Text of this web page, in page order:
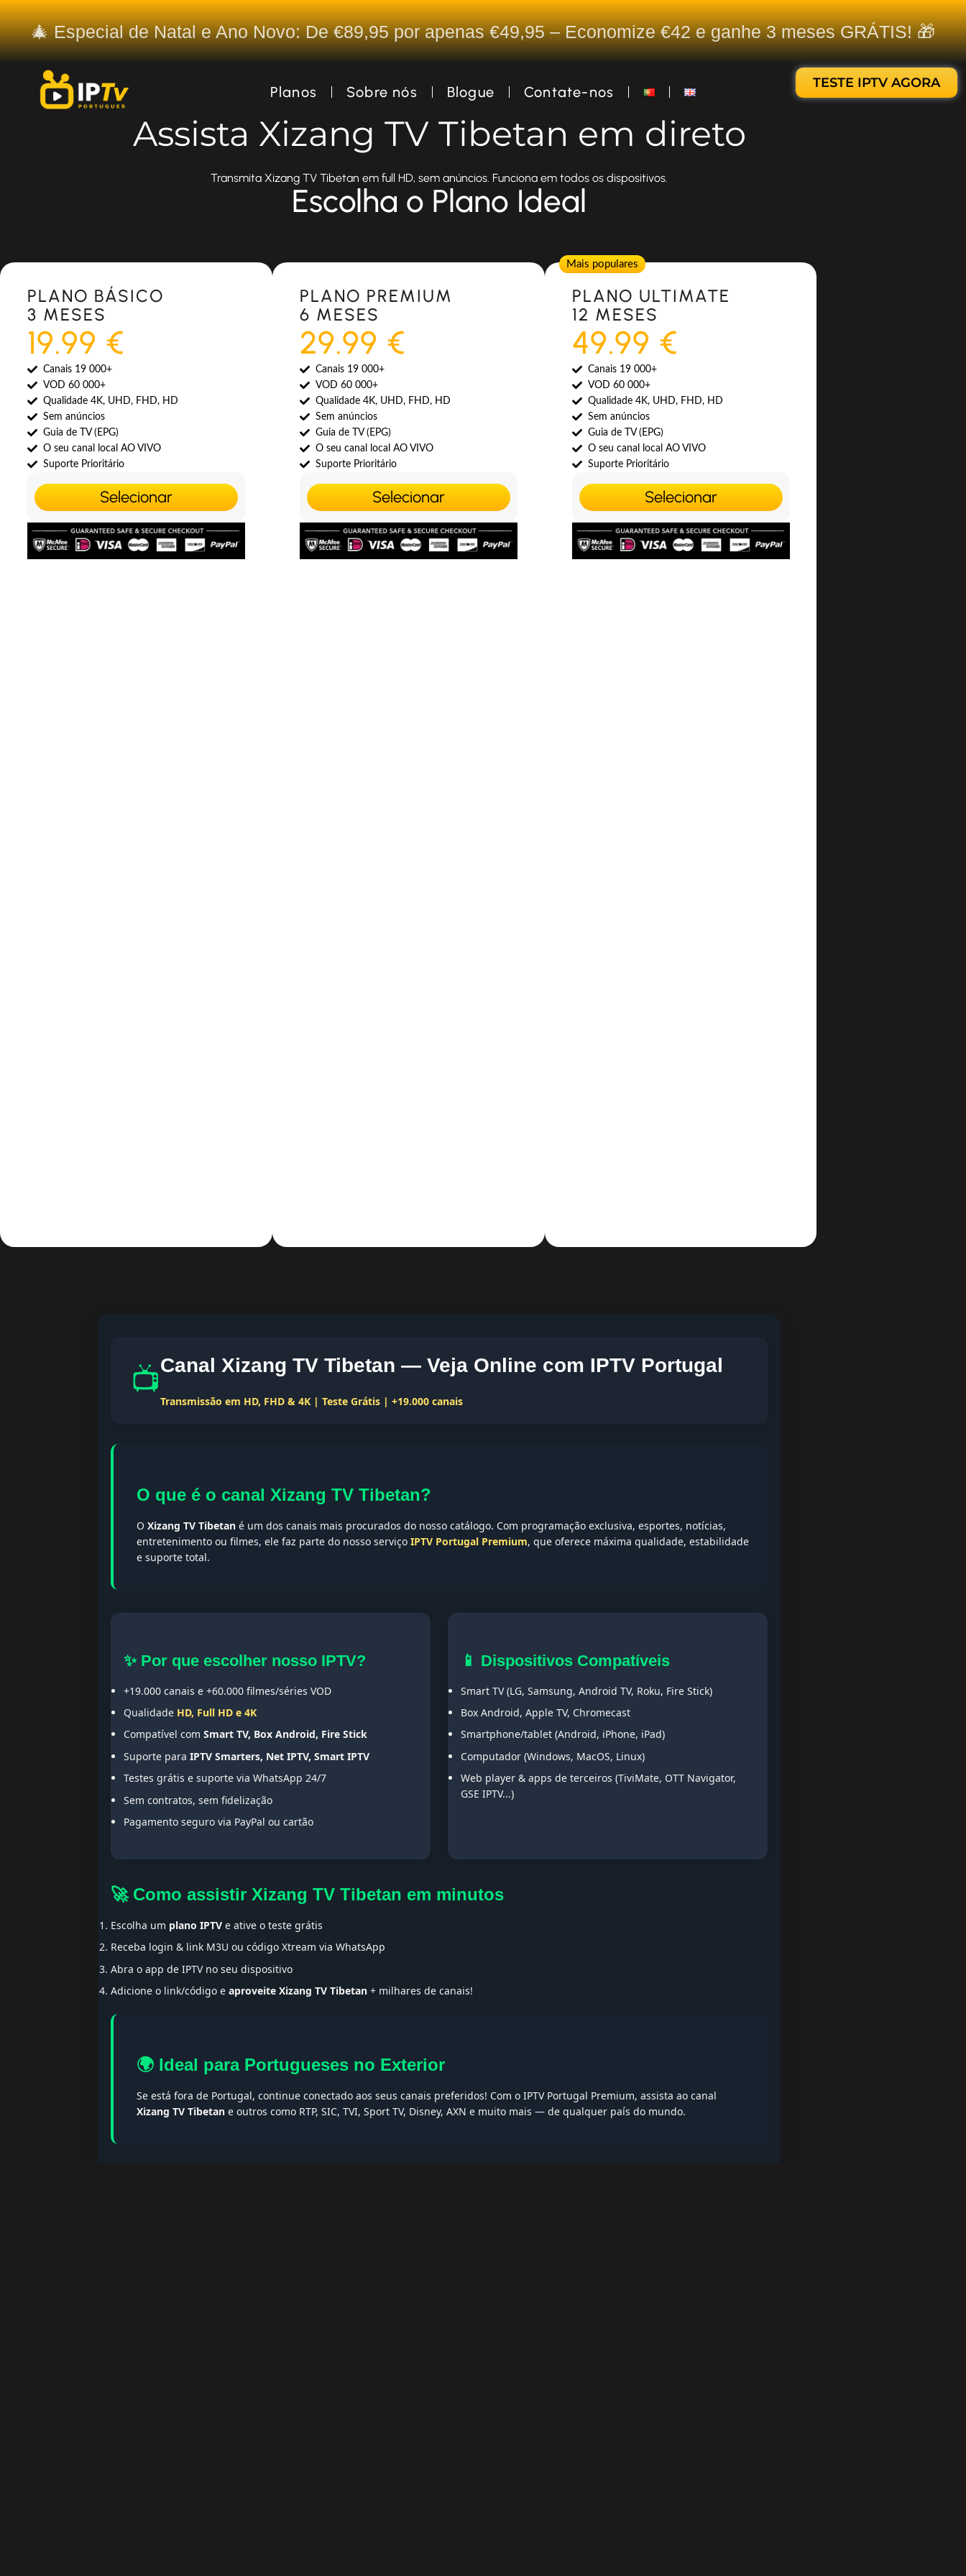
🎄 Especial de Natal e Ano Novo: De €89,95 por apenas €49,95 – Economize €42 e ganhe 3 meses GRÁTIS! 🎁
Planos Sobre nós Blogue Contate-nos
TESTE IPTV AGORA
Assista Xizang TV Tibetan em direto
Transmita Xizang TV Tibetan em full HD, sem anúncios. Funciona em todos os dispositivos.
Escolha o Plano Ideal
Most Popular
PLANO BÁSICO
3 MESES
19.99 €
Canais 19 000+
VOD 60 000+
Qualidade 4K, UHD, FHD, HD
Sem anúncios
Guia de TV (EPG)
O seu canal local AO VIVO
Suporte Prioritário
Selecionar
Most Popular
PLANO PREMIUM
6 MESES
29.99 €
Canais 19 000+
VOD 60 000+
Qualidade 4K, UHD, FHD, HD
Sem anúncios
Guia de TV (EPG)
O seu canal local AO VIVO
Suporte Prioritário
Selecionar
Mais populares
PLANO ULTIMATE
12 MESES
49.99 €
Canais 19 000+
VOD 60 000+
Qualidade 4K, UHD, FHD, HD
Sem anúncios
Guia de TV (EPG)
O seu canal local AO VIVO
Suporte Prioritário
Selecionar
📺Canal Xizang TV Tibetan — Veja Online com IPTV Portugal
Transmissão em HD, FHD & 4K | Teste Grátis | +19.000 canais
O que é o canal Xizang TV Tibetan?
O Xizang TV Tibetan é um dos canais mais procurados do nosso catálogo. Com programação exclusiva, esportes, notícias,
entretenimento ou filmes, ele faz parte do nosso serviço IPTV Portugal Premium, que oferece máxima qualidade, estabilidade
e suporte total.
✨ Por que escolher nosso IPTV?
+19.000 canais e +60.000 filmes/séries VOD
Qualidade HD, Full HD e 4K
Compatível com Smart TV, Box Android, Fire Stick
Suporte para IPTV Smarters, Net IPTV, Smart IPTV
Testes grátis e suporte via WhatsApp 24/7
Sem contratos, sem fidelização
Pagamento seguro via PayPal ou cartão
📱 Dispositivos Compatíveis
Smart TV (LG, Samsung, Android TV, Roku, Fire Stick)
Box Android, Apple TV, Chromecast
Smartphone/tablet (Android, iPhone, iPad)
Computador (Windows, MacOS, Linux)
Web player & apps de terceiros (TiviMate, OTT Navigator,
GSE IPTV...)
🚀 Como assistir Xizang TV Tibetan em minutos
Escolha um plano IPTV e ative o teste grátis
Receba login & link M3U ou código Xtream via WhatsApp
Abra o app de IPTV no seu dispositivo
Adicione o link/código e aproveite Xizang TV Tibetan + milhares de canais!
🌍 Ideal para Portugueses no Exterior
Se está fora de Portugal, continue conectado aos seus canais preferidos! Com o IPTV Portugal Premium, assista ao canal
Xizang TV Tibetan e outros como RTP, SIC, TVI, Sport TV, Disney, AXN e muito mais — de qualquer país do mundo.